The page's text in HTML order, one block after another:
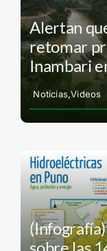
Alertan
retomar
Inambari
Noticias,Videos